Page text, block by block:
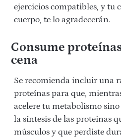
ejercicios compatibles, y tu
cuerpo, te lo agradecerán.
Consume
cena
Se recomienda incluir una
proteínas para que,
acelere tu metabolismo
la síntesis de las proteínas
músculos y que perdiste